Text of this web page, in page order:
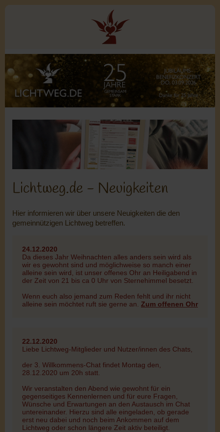
Lichtweg.de - Neuigkeiten
Hier informieren wir über unsere Neuigkeiten die den
gemeinnützigen Lichtweg betreffen.
24.12.2020
Da dieses Jahr Weihnachten alles anders sein wird als
wir es gewohnt sind und möglichweise so manch einer
alleine sein wird, ist unser offenes Ohr an Heiligabend in
der Zeit von 21 bis ca 0 Uhr von Sternehimmel besetzt.
Wenn euch also jemand zum Reden fehlt und ihr nicht
alleine sein möchtet ruft sie gerne an. Zum offenen Ohr
22.12.2020
Liebe Lichtweg-Mitglieder und Nutzer/innen des Chats,
der 3. Willkommens-Chat findet Montag den,
28.12.2020 um 20h statt.
Wir veranstalten den Abend wie gewohnt für ein
gegenseitiges Kennenlernen und für eure Fragen,
Wünsche und Erwartungen an den Austausch im Chat
untereinander. Hierzu sind alle eingeladen, ob gerade
erst neu dabei und noch beim Ankommen auf dem
Lichtweg oder schon längere Zeit aktiv beteiligt.